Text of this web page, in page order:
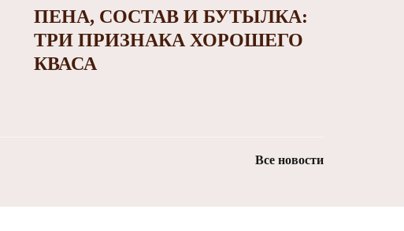
ПЕНА, СОСТАВ И БУТЫЛКА:
ТРИ ПРИЗНАКА ХОРОШЕГО
КВАСА
Все новости